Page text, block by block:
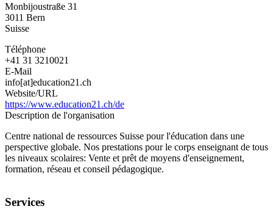
Monbijoustraße 31
3011 Bern
Suisse
Téléphone
+41 31 3210021
E-Mail
info[at]education21.ch
Website/URL
https://www.education21.ch/de
Description de l'organisation
Centre national de ressources Suisse pour l'éducation dans une
perspective globale. Nos prestations pour le corps enseignant de tous
les niveaux scolaires: Vente et prêt de moyens d'enseignement,
formation, réseau et conseil pédagogique.
Services